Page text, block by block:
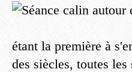
étant la première à
des siècles, toutes